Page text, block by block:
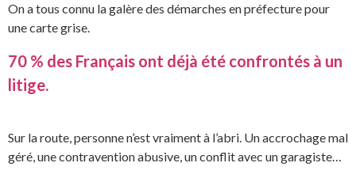
On a tous connu la galère des démarches en préfecture pour
une carte grise.
70 % des Français ont déjà été confrontés à un
litige.
Sur la route, personne n’est vraiment à l’abri. Un accrochage mal
géré, une contravention abusive, un conflit avec un garagiste…